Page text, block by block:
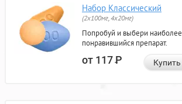
Набор Классический
(2x100мг, 4x20мг)
Попробуй и выбери наиболее
понравившийся препарат.
от 117Р Купить